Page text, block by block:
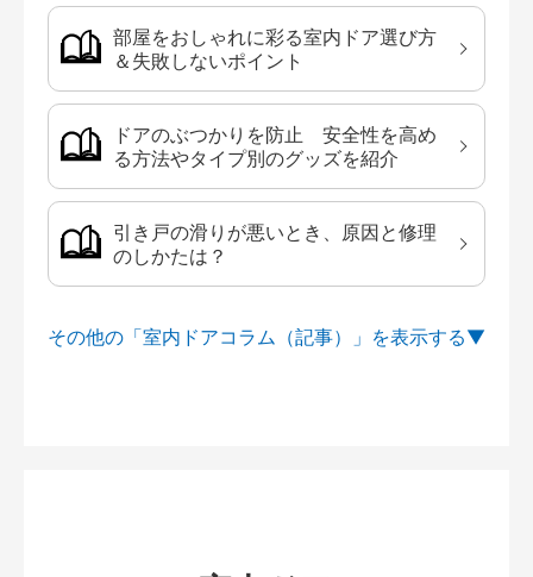
部屋をおしゃれに彩る室内ドア選び方
＆失敗しないポイント
ドアのぶつかりを防止 安全性を高め
る方法やタイプ別のグッズを紹介
引き戸の滑りが悪いとき、原因と修理
のしかたは？
その他の「室内ドアコラム（記事）」を